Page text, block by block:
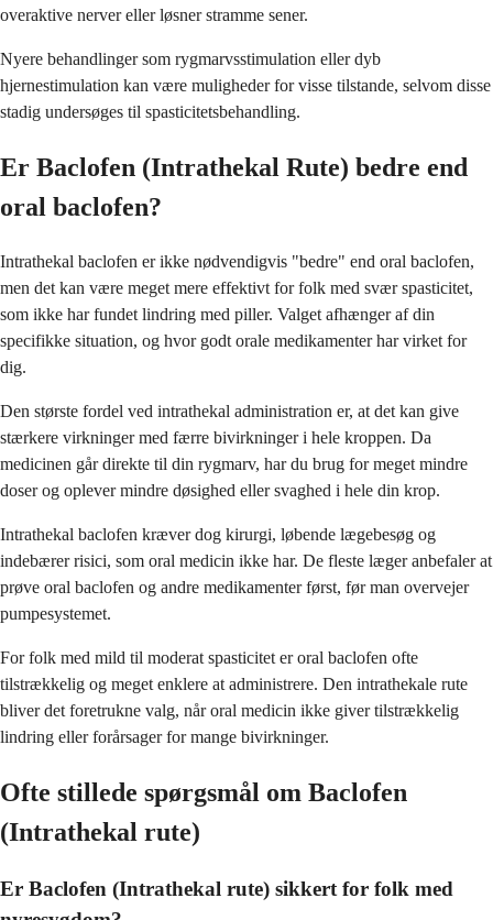
overaktive nerver eller løsner stramme sener.
Nyere behandlinger som rygmarvsstimulation eller dyb
hjernestimulation kan være muligheder for visse tilstande, selvom disse
stadig undersøges til spasticitetsbehandling.
Er Baclofen (Intrathekal Rute) bedre end
oral baclofen?
Intrathekal baclofen er ikke nødvendigvis "bedre" end oral baclofen,
men det kan være meget mere effektivt for folk med svær spasticitet,
som ikke har fundet lindring med piller. Valget afhænger af din
specifikke situation, og hvor godt orale medikamenter har virket for
dig.
Den største fordel ved intrathekal administration er, at det kan give
stærkere virkninger med færre bivirkninger i hele kroppen. Da
medicinen går direkte til din rygmarv, har du brug for meget mindre
doser og oplever mindre døsighed eller svaghed i hele din krop.
Intrathekal baclofen kræver dog kirurgi, løbende lægebesøg og
indebærer risici, som oral medicin ikke har. De fleste læger anbefaler at
prøve oral baclofen og andre medikamenter først, før man overvejer
pumpesystemet.
For folk med mild til moderat spasticitet er oral baclofen ofte
tilstrækkelig og meget enklere at administrere. Den intrathekale rute
bliver det foretrukne valg, når oral medicin ikke giver tilstrækkelig
lindring eller forårsager for mange bivirkninger.
Ofte stillede spørgsmål om Baclofen
(Intrathekal rute)
Er Baclofen (Intrathekal rute) sikkert for folk med